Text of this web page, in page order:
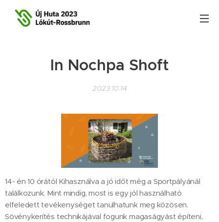
In Nochpa Shoft
2023.10.14
14- én 10 órától Kihasználva a jó időt még a Sportpályánál
találkozunk. Mint mindig, most is egy jól használható
elfeledett tevékenységet tanulhatunk meg közösen.
Sövénykerítés technikájával fogunk magaságyást építeni,